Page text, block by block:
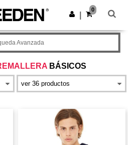
Descargar app
0
BÁSICOS
Avanzada